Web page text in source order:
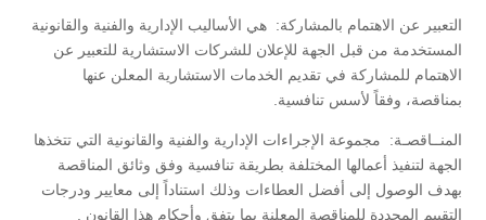
التعبير عن الاهتمام بالمشاركة: هي الأساليب الإدارية والفنية والقانونية
المستخدمة من قبل الجهة للإعلان للشركات الاستشارية للتعبير عن
الاهتمام للمشاركة في تقديم الخدمات الاستشارية المعلن عنها
بمناقصة، وفقاً لأسس تنافسية.
المنــاقصـة:
مجموعة الإجراءات الإدارية والفنية والقانونية التي تتخذها
الجهة لتنفيذ أعمالها المختلفة بطريقة تنافسية وفق وثائق المناقصة
بهدف الوصول إلى أفضل العطاءات وذلك استناداً إلى معايير ودرجات
التقييم المحددة للمناقصة المعلنة بما يتفق وأحكام هذا القانون .